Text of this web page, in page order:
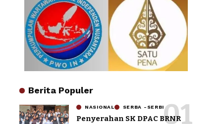
Berita Populer
NASIONAL SERBA -SERBI
Penyerahan SK DPAC BRNR